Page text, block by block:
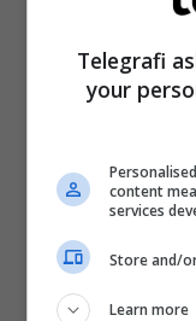
Telegrafi
your
content
services
Store and/
Learn more